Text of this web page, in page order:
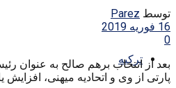
ترکیه
توسط Parez
16 فوریه 2019
0
بعد از انتخاب برهم صالح به عنوان
پارتی از وی و اتحادیه میهنی، افزایش